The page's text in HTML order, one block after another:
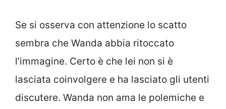
Se si osserva con attenzione lo scatto
sembra che Wanda abbia ritoccato
l’immagine. Certo è che lei non si è
lasciata coinvolgere e ha lasciato gli utenti
discutere. Wanda non ama le polemiche e